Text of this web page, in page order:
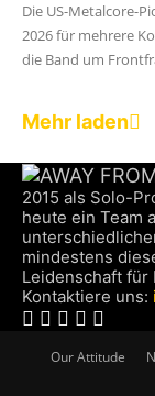
Die US-Metalcore-
2026 für mehrere
die Band um
Mehr laden
2015 als Solo-
heute ein Team
mindestens
Leidenschaft für
Kontaktiere uns:
Our Attitude